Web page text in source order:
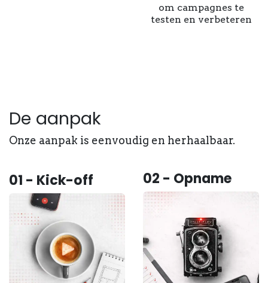
om campagnes te
testen en verbeteren
De aanpak
Onze aanpak is eenvoudig en herhaalbaar.
01 - Kick-off 02 - Opname